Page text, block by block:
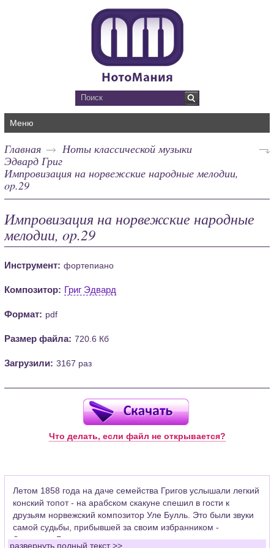
Меню
Главная
Ноты классической музыки
Эдвард Григ
Импровизация на норвежские народные мелодии,
op.29
Импровизация на норвежские народные
мелодии, op.29
Инструмент: фортепиано
Композитор: Григ Эдвард
Формат: pdf
Размер файла: 720.6 Кб
Загрузили: 3167 раз
Что делать, если файл не открывается?
Летом 1858 года на даче семейства Григов услышали легкий
конский топот - на арабском скакуне спешил в гости к
друзьям норвежский композитор Уле Булль. Это были звуки
самой судьбы, прибывшей за своим избранником -
Эдвардом Григом.
развернуть полный текст >>